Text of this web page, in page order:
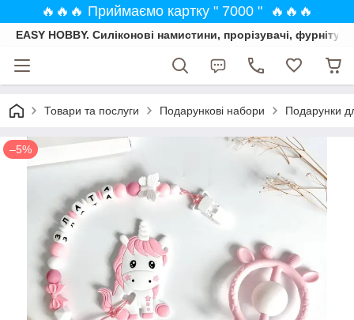
🔥🔥🔥 Приймаємо картку " 7000 " 🔥🔥🔥
EASY HOBBY. Силіконові намистини, прорізувачі,
Товари та послуги Подарункові набори Подарунки
–5%